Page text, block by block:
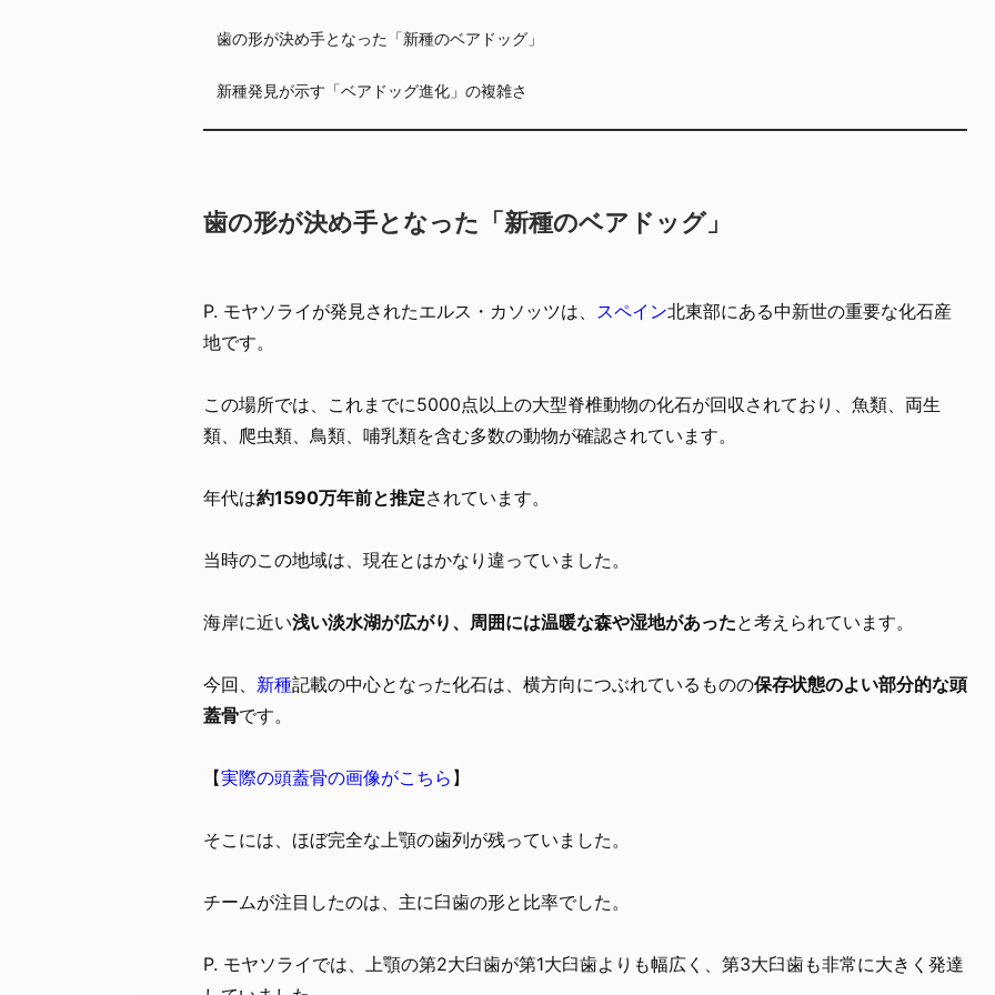
歯の形が決め手となった「新種のベアドッグ」
新種発見が示す「ベアドッグ進化」の複雑さ
歯の形が決め手となった「新種のベアドッグ」
P. モヤソライが発見されたエルス・カソッツは、 スペイン北東部にある中新世の重要な化石産
地です。
この場所では、これまでに5000点以上の大型脊椎動物の化石が回収されており、魚類、両生
類、爬虫類、鳥類、哺乳類を含む多数の動物が確認されています。
年代は約1590万年前と推定されています。
当時のこの地域は、現在とはかなり違っていました。
海岸に近い浅い淡水湖が広がり、周囲には温暖な森や湿地があったと考えられています。
今回、 新種記載の中心となった化石は、横方向につぶれているものの保存状態のよい部分的な頭
蓋骨です。
【実際の頭蓋骨の画像がこちら 】
そこには、ほぼ完全な上顎の歯列が残っていました。
チームが注目したのは、主に臼歯の形と比率でした。
P. モヤソライでは、上顎の第2大臼歯が第1大臼歯よりも幅広く、第3大臼歯も非常に大きく発達